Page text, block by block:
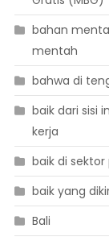
bahan
mentah
bahwa di
baik dari sisi
kerja
baik di
baik yang
Bali